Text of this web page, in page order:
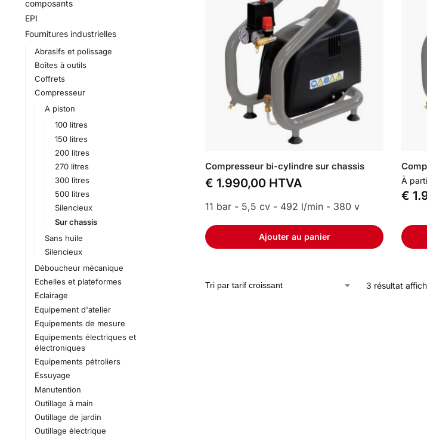
Compresseur bi-cylindre sur chassis
€ 1.990,00 HTVA
Ajouter au panier
11 bar - 5,5 cv - 492 l/min - 380 v
À
€
3 résultat
composants
EPI
Fournitures industrielles
Abrasifs et polissage
Boîtes à outils
Coffrets
Compresseur
A piston
100 litres
150 litres
200 litres
270 litres
300 litres
500 litres
Silencieux
Sur chassis
Sans huile
Silencieux
Déboucheur mécanique
Echelles et plateformes
Eclairage
Equipement d'atelier
Equipements de mesure
Equipements électriques et
électroniques
Equipements pétroliers
Essuyage
Manutention
Outillage à main
Outillage de jardin
Outillage électrique